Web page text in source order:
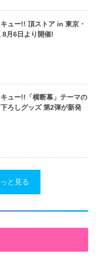
ュー!! 頂ストア in 東京・
8月6日より開催!
ュー!!「横断幕」テーマの
ろしグッズ 第2弾が新発
と見る